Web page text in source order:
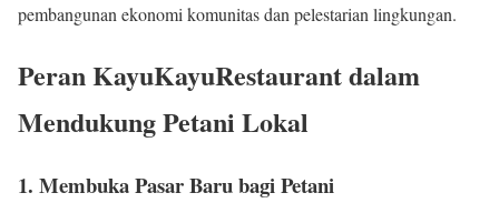
pembangunan ekonomi komunitas dan pelestarian lingkungan.
Peran KayuKayuRestaurant dalam
Mendukung Petani Lokal
1. Membuka Pasar Baru bagi Petani